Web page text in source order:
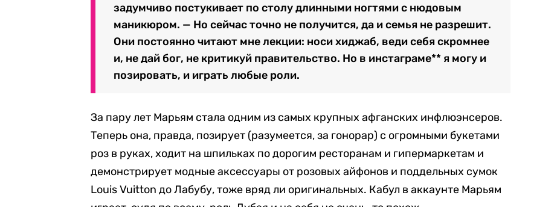
задумчиво постукивает по столу длинными ногтями с нюдовым
маникюром. — Но сейчас точно не получится, да и семья не разрешит.
Они постоянно читают мне лекции: носи хиджаб, веди себя скромнее
и, не дай бог, не критикуй правительство. Но в инстаграме** я могу и
позировать, и играть любые роли.
За пару лет Марьям стала одним из самых крупных афганских инфлюэнсеров.
Теперь она, правда, позирует (разумеется, за гонорар) с огромными букетами
роз в руках, ходит на шпильках по дорогим ресторанам и гипермаркетам и
демонстрирует модные аксессуары от розовых айфонов и поддельных сумок
Louis Vuitton до Лабубу, тоже вряд ли оригинальных. Кабул в аккаунте Марьям